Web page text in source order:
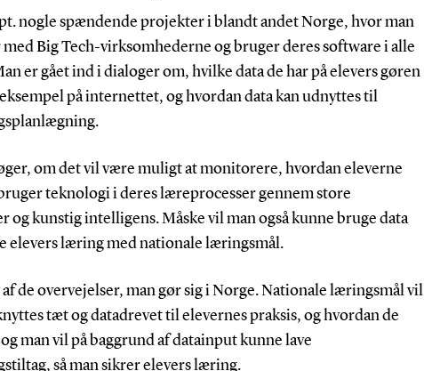
nogle spændende projekter i blandt andet Norge, hvor man
Big Tech-virksomhederne og bruger deres software i alle
er gået ind i dialoger om, hvilke data de har på elevers gøren
på internettet, og hvordan data kan udnyttes til
om det vil være muligt at monitorere, hvordan eleverne
teknologi i deres læreprocesser gennem store
og kunstig intelligens. Måske vil man også kunne bruge data
elevers læring med nationale læringsmål.
de overvejelser, man gør sig i Norge. Nationale læringsmål vil
tæt og datadrevet til elevernes praksis, og hvordan de
man vil på baggrund af datainput kunne lave
så man sikrer elevers læring.